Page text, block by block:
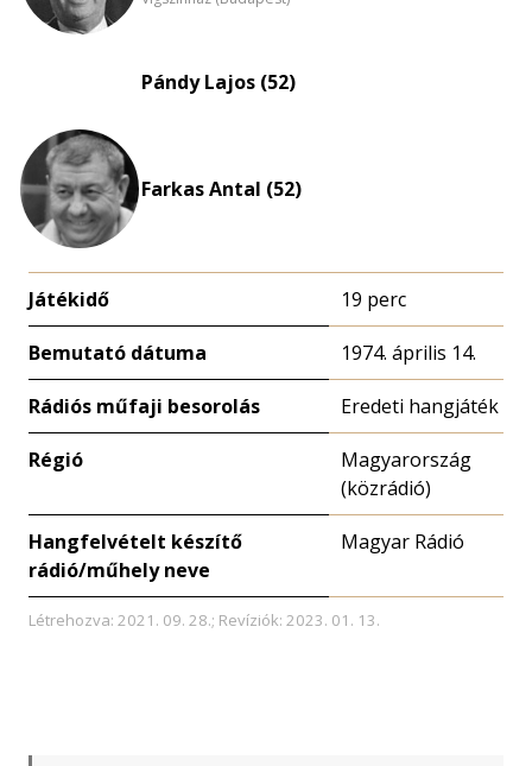
Pándy Lajos (52)
Farkas Antal (52)
Játékidő 19 perc
Bemutató dátuma 1974. április 14.
Rádiós műfaji besorolás Eredeti hangjáték
Régió
Magyarország
(közrádió)
Hangfelvételt készítő
rádió/műhely neve
Magyar Rádió
Létrehozva: 2021. 09. 28.; Revíziók: 2023. 01. 13.